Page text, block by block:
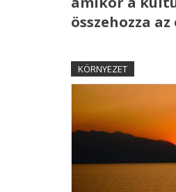
összehozza
KÖRNYEZET